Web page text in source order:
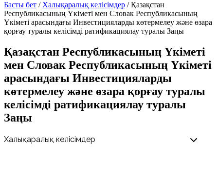
Басты бет / Халықаралық келісімдер /Қазақстан
Республикасының Үкіметі мен Словак Республикасының
Үкіметі арасындағы Инвестицияларды көтермелеу және өзара
қорғау туралы келісімді ратификациялау туралы Заңы
Қазақстан Республикасының Үкіметі
мен Словак Республикасының Үкіметі
арасындағы Инвестицияларды
көтермелеу және өзара қорғау туралы
келісімді ратификациялау туралы
Заңы